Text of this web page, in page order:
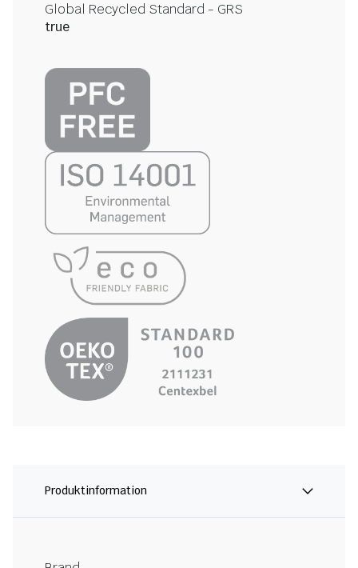
Global Recycled Standard - GRS
true
Produktinformation